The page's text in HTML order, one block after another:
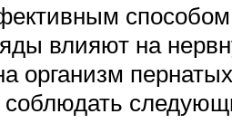
влияют на
организм